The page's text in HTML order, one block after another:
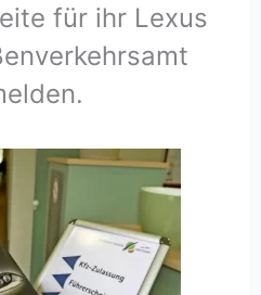
für ihr Lexus